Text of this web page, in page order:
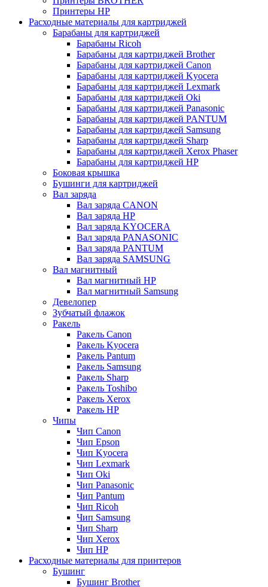
Принтеры HP
Расходные материалы для картриджей
Барабаны для картриджей
Барабаны Ricoh
Барабаны для картриджей Brother
Барабаны для картриджей Canon
Барабаны для картриджей Kyocera
Барабаны для картриджей Lexmark
Барабаны для картриджей Oki
Барабаны для картриджей Panasonic
Барабаны для картриджей PANTUM
Барабаны для картриджей Samsung
Барабаны для картриджей Sharp
Барабаны для картриджей Xerox Phaser
Барабаны для картриджей НР
Боковая крышка
Бушинги для картриджей
Вал заряда
Вал заряда CANON
Вал заряда HP
Вал заряда KYOCERA
Вал заряда PANASONIC
Вал заряда PANTUM
Вал заряда SAMSUNG
Вал магнитный
Вал магнитный HP
Вал магнитный Samsung
Девелопер
Зубчатый флажок
Ракель
Ракель Canon
Ракель Kyocera
Ракель Pantum
Ракель Samsung
Ракель Sharp
Ракель Toshibo
Ракель Xerox
Ракель НР
Чипы
Чип Canon
Чип Epson
Чип Kyocera
Чип Lexmark
Чип Oki
Чип Panasonic
Чип Pantum
Чип Ricoh
Чип Samsung
Чип Sharp
Чип Xerox
Чип НР
Расходные материалы для принтеров
Бушинг
Бушинг Brother